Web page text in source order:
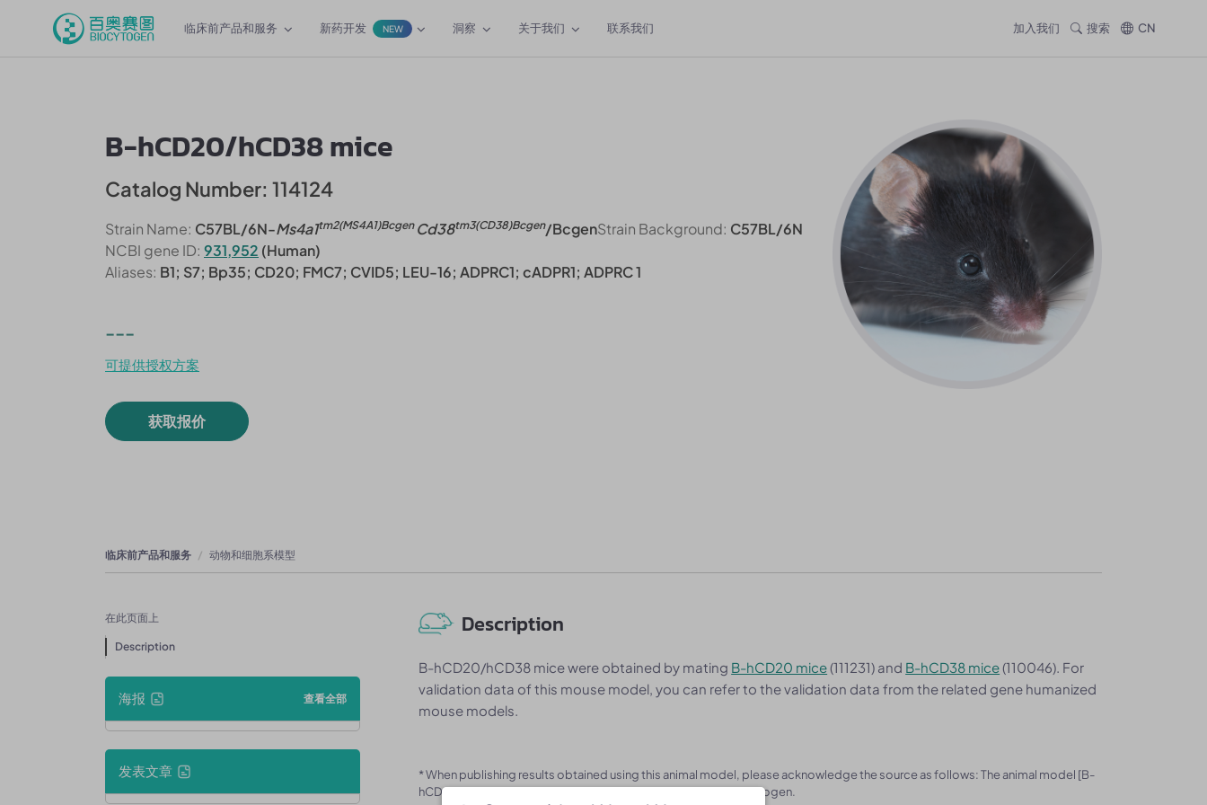
临床前产品和服务 新药开发 NEW 洞察 关于我们 联系我们 加入我们 搜索 CN
B-hCD20/hCD38 mice
Catalog Number: 114124
Strain Name: C57BL/6N-Ms4a1tm2(MS4A1)Bcgen Cd38tm3(CD38)Bcgen/BcgenStrain Background: C57BL/6N
NCBI gene ID: 931,952 (Human)
Aliases: B1; S7; Bp35; CD20; FMC7; CVID5; LEU-16; ADPRC1; cADPR1; ADPRC 1
---
可提供授权方案
获取报价
临床前产品和服务 动物和细胞系模型
在此页面上
Description
海报 查看全部
发表文章
Description
B-hCD20/hCD38 mice were obtained by mating B-hCD20 mice(111231) and B-hCD38 mice(110046). For
validation data of this mouse model, you can refer to the validation data from the related gene humanized
mouse models.
* When publishing results obtained using this animal model, please acknowledge the source as follows: The animal model [B-
hCD20/hCD38 mice] (Cat# 114124) was purchased from Biocytogen.